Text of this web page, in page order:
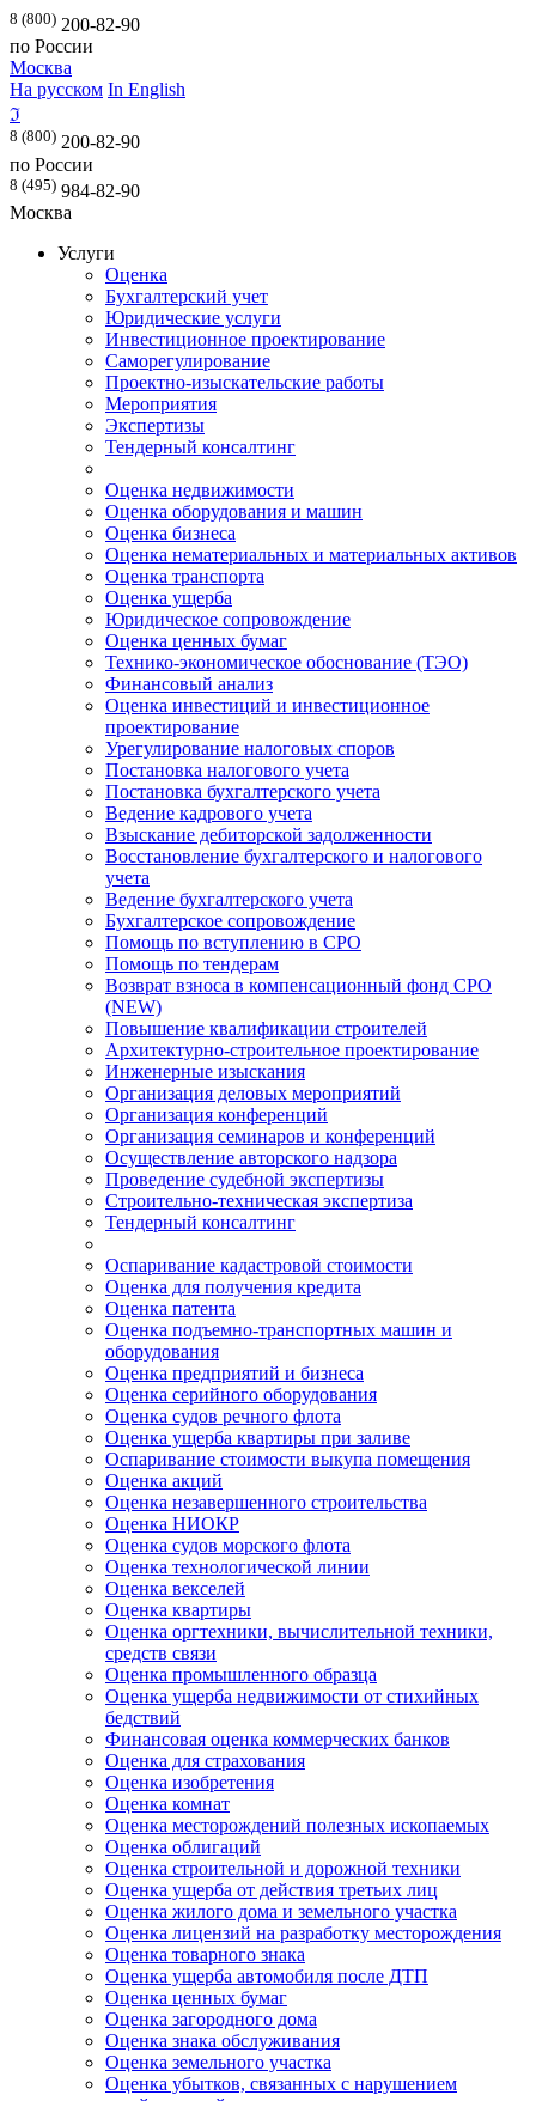
8 (800) 200-82-90
по России
Москва
На русском In English
ℑ
8 (800) 200-82-90
по России
8 (495) 984-82-90
Москва
Услуги
Оценка
Бухгалтерский учет
Юридические услуги
Инвестиционное проектирование
Саморегулирование
Проектно-изыскательские работы
Мероприятия
Экспертизы
Тендерный консалтинг
Оценка недвижимости
Оценка оборудования и машин
Оценка бизнеса
Оценка нематериальных и материальных активов
Оценка транспорта
Оценка ущерба
Юридическое сопровождение
Оценка ценных бумаг
Технико-экономическое обоснование (ТЭО)
Финансовый анализ
Оценка инвестиций и инвестиционное
проектирование
Урегулирование налоговых споров
Постановка налогового учета
Постановка бухгалтерского учета
Ведение кадрового учета
Взыскание дебиторской задолженности
Восстановление бухгалтерского и налогового
учета
Ведение бухгалтерского учета
Бухгалтерское сопровождение
Помощь по вступлению в СРО
Помощь по тендерам
Возврат взноса в компенсационный фонд СРО
(NEW)
Повышение квалификации строителей
Архитектурно-строительное проектирование
Инженерные изыскания
Организация деловых мероприятий
Организация конференций
Организация семинаров и конференций
Осуществление авторского надзора
Проведение судебной экспертизы
Строительно-техническая экспертиза
Тендерный консалтинг
Оспаривание кадастровой стоимости
Оценка для получения кредита
Оценка патента
Оценка подъемно-транспортных машин и
оборудования
Оценка предприятий и бизнеса
Оценка серийного оборудования
Оценка судов речного флота
Оценка ущерба квартиры при заливе
Оспаривание стоимости выкупа помещения
Оценка акций
Оценка незавершенного строительства
Оценка НИОКР
Оценка судов морского флота
Оценка технологической линии
Оценка векселей
Оценка квартиры
Оценка оргтехники, вычислительной техники,
средств связи
Оценка промышленного образца
Оценка ущерба недвижимости от стихийных
бедствий
Финансовая оценка коммерческих банков
Оценка для страхования
Оценка изобретения
Оценка комнат
Оценка месторождений полезных ископаемых
Оценка облигаций
Оценка строительной и дорожной техники
Оценка ущерба от действия третьих лиц
Оценка жилого дома и земельного участка
Оценка лицензий на разработку месторождения
Оценка товарного знака
Оценка ущерба автомобиля после ДТП
Оценка ценных бумаг
Оценка загородного дома
Оценка знака обслуживания
Оценка земельного участка
Оценка убытков, связанных с нарушением